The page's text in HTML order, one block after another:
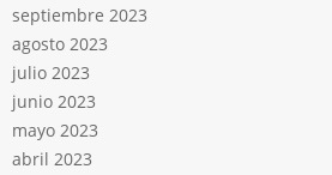
septiembre 2023
agosto 2023
julio 2023
junio 2023
mayo 2023
abril 2023